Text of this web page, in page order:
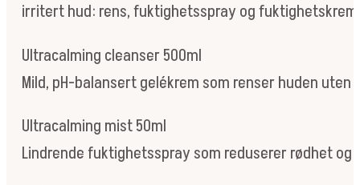
irritert hud: rens, fuktighetsspray og
Ultracalming cleanser 500ml
Mild, pH-balansert gelékrem som renser huden
Ultracalming mist 50ml
Lindrende fuktighetsspray som reduserer rødhet og